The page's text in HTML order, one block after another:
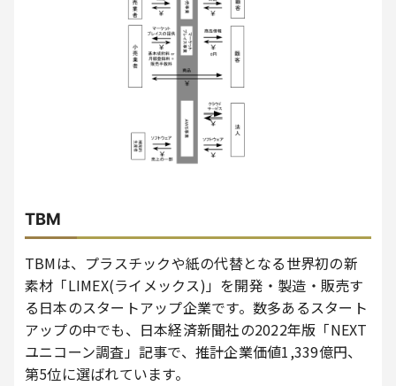
TBM
TBMは、プラスチックや紙の代替となる世界初の新
素材「LIMEX(ライメックス)」を開発・製造・販売す
る日本のスタートアップ企業です。数多あるスタート
アップの中でも、日本経済新聞社の2022年版「NEXT
ユニコーン調査」記事で、推計企業価値1,339億円、
第5位に選ばれています。